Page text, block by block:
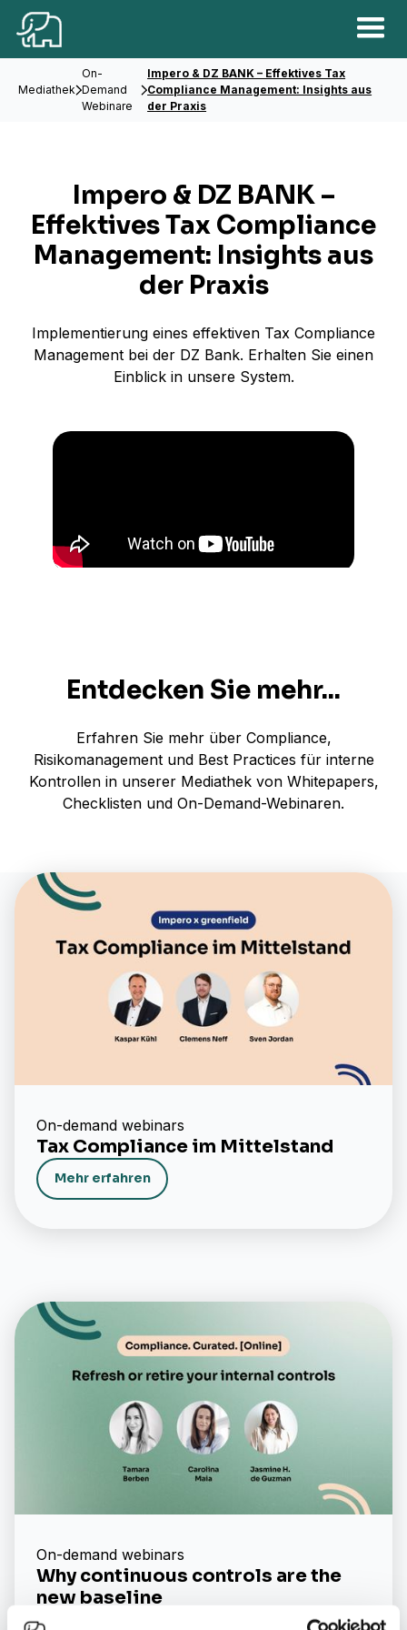
Mediathek
On-
Demand
Webinare
Impero & DZ BANK – Effektives Tax
Compliance Management: Insights aus
der Praxis​
Impero & DZ BANK –
Effektives Tax Compliance
Management: Insights aus
der Praxis​
Implementierung eines effektiven Tax Compliance
Management bei der DZ Bank. Erhalten Sie einen
Einblick in unsere System.
Entdecken Sie mehr...
Erfahren Sie mehr über Compliance,
Risikomanagement und Best Practices für interne
Kontrollen in unserer Mediathek von Whitepapers,
Checklisten und On-Demand-Webinaren.
On-demand webinars
Tax Compliance im Mittelstand
Mehr erfahren
On-demand webinars
Why continuous controls are the
new baseline